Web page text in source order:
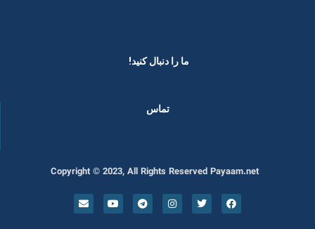
ما را دنبال کنید! ​
تماس
Copyright © 2023, All Rights Reserved Payaam.net